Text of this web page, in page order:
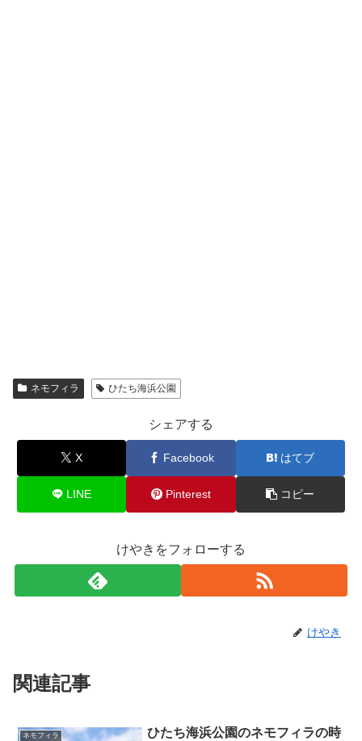
ネモフィラ ひたち海浜公園
シェアする
X Facebook はてブ
LINE Pinterest コピー
けやきをフォローする
けやき
関連記事
ネモフィラ
ひたち海浜公園のネモフィラの時